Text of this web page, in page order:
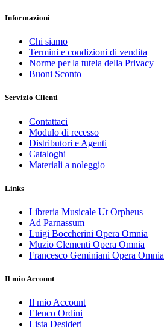
Informazioni
Chi siamo
Termini e condizioni di vendita
Norme per la tutela della Privacy
Buoni Sconto
Servizio Clienti
Contattaci
Modulo di recesso
Distributori e Agenti
Cataloghi
Materiali a noleggio
Links
Libreria Musicale Ut Orpheus
Ad Parnassum
Luigi Boccherini Opera Omnia
Muzio Clementi Opera Omnia
Francesco Geminiani Opera Omnia
Il mio Account
Il mio Account
Elenco Ordini
Lista Desideri